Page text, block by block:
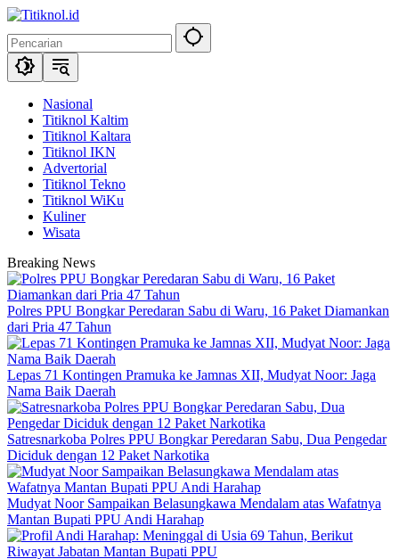
Langsung
konten
Nasional
Titiknol Kaltim
Titiknol Kaltara
Titiknol IKN
Advertorial
Titiknol Tekno
Titiknol WiKu
Kuliner
Wisata
Breaking News
Polres PPU Bongkar Peredaran Sabu di Waru, 16 Paket Diamankan
dari Pria 47 Tahun
Lepas 71 Kontingen Pramuka ke Jamnas XII, Mudyat Noor: Jaga
Nama Baik Daerah
Satresnarkoba Polres PPU Bongkar Peredaran Sabu, Dua Pengedar
Diciduk dengan 12 Paket Narkotika
Mudyat Noor Sampaikan Belasungkawa Mendalam atas Wafatnya
Mantan Bupati PPU Andi Harahap